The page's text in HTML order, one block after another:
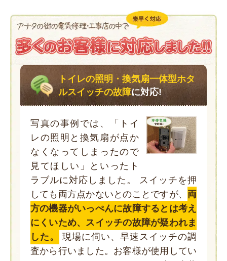
トイレの照明・換気扇一体型ホタ
ルスイッチの故障に対応!
写真の事例では、「トイ
レの照明と換気扇が点か
なくなってしまったので
見てほしい」といったト
ラブルに対応しました。 スイッチを押
しても両方点かないとのことですが、 両
方の機器がいっぺんに故障するとは考え
にくいため、スイッチの故障が疑われま
した。
現場に伺い、早速スイッチの調
査から行いました。お客様が使用してい